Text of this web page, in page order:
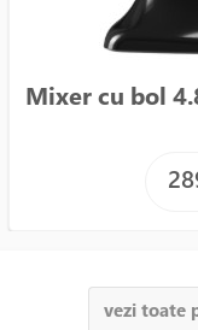
Mixer cu bol
vezi toate